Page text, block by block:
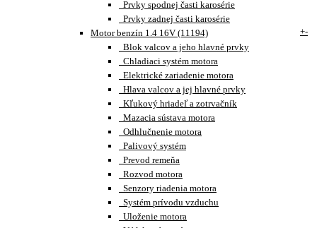
Prvky spodnej časti karosérie
Prvky zadnej časti karosérie
Motor benzín 1.4 16V (11194)
+-
Blok valcov a jeho hlavné prvky
Chladiaci systém motora
Elektrické zariadenie motora
Hlava valcov a jej hlavné prvky
Kľukový hriadeľ a zotrvačník
Mazacia sústava motora
Odhlučnenie motora
Palivový systém
Prevod remeňa
Rozvod motora
Senzory riadenia motora
Systém prívodu vzduchu
Uloženie motora